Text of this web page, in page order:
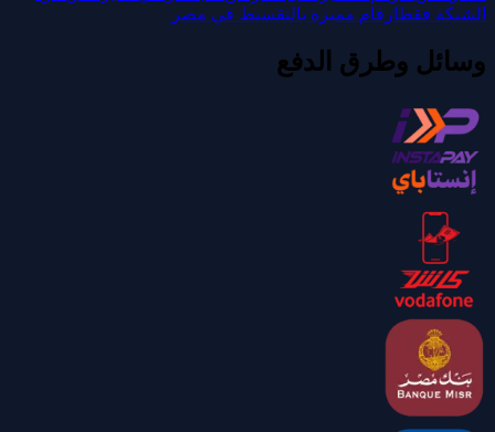
الشبكة فقطارقام مميزة بالتقسيط في مصر
وسائل وطرق الدفع